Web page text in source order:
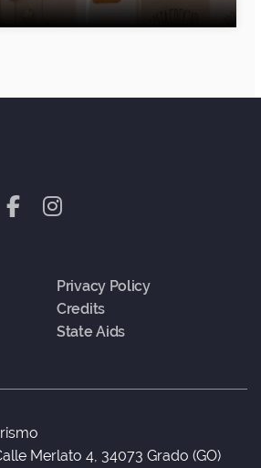
Privacy Policy
Credits
State Aids
Merlato 4, 34073 Grado (GO)